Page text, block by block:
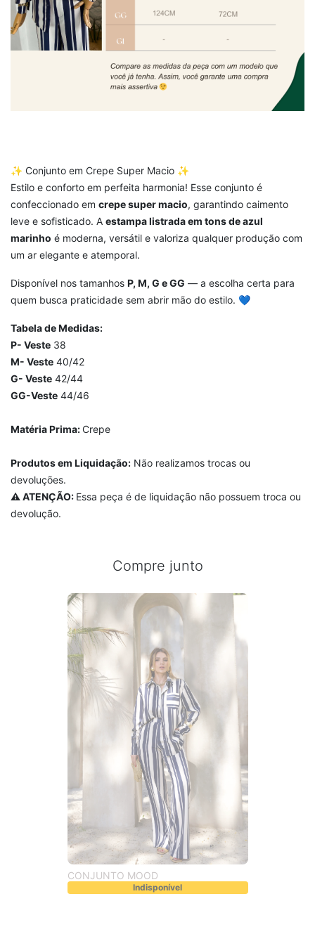
✨ Conjunto em Crepe Super Macio ✨
Estilo e conforto em perfeita harmonia! Esse conjunto é
confeccionado em crepe super macio, garantindo caimento
leve e sofisticado. A estampa listrada em tons de azul
marinho é moderna, versátil e valoriza qualquer produção com
um ar elegante e atemporal.
Disponível nos tamanhos P, M, G e GG — a escolha certa para
quem busca praticidade sem abrir mão do estilo. 💙
Tabela de Medidas:
P- Veste 38
M- Veste 40/42
G- Veste 42/44
GG-Veste 44/46
Matéria Prima:Crepe
Produtos em Liquidação: Não realizamos trocas ou
devoluções.
⚠️ ATENÇÃO: Essa peça é de liquidação não possuem troca ou
devolução.
Compre junto
CONJUNTO MOOD
Indisponível